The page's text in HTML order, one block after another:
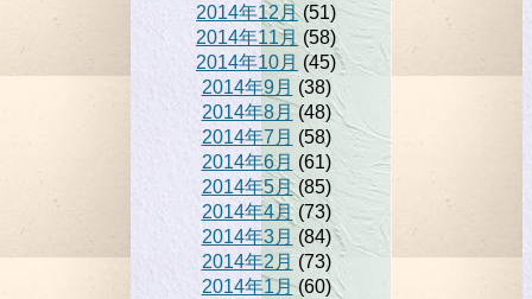
2014年12月(51)
2014年11月 (58)
2014年10月 (45)
2014年9月 (38)
2014年8月 (48)
2014年7月 (58)
2014年6月 (61)
2014年5月(85)
2014年4月(73)
2014年3月 (84)
2014年2月(73)
2014年1月(60)